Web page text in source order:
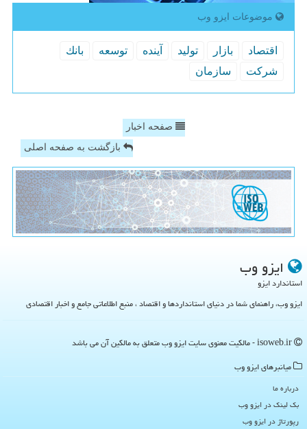
موضوعات ایزو وب
اقتصاد بازار تولید آینده توسعه
بانك
شركت
سازمان
صفحه اخبار
بازگشت به صفحه اصلی
ایزو وب
استاندارد ایزو
ایزو وب، راهنمای شما در دنیای استانداردها و اقتصاد ، منبع اطلاعاتی جامع و اخبار اقتصادی
میانبرهای ایزو وب
درباره ما
بک لینک در ایزو وب
رپورتاژ در ایزو وب